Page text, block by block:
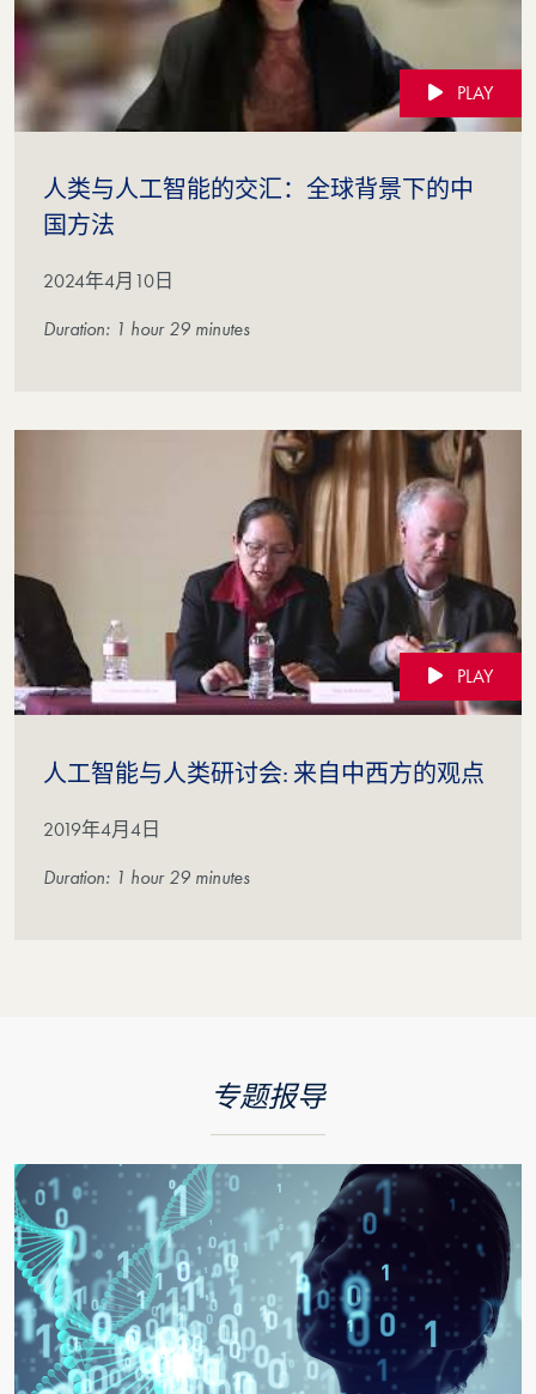
PLAY
人类与人工智能的交汇：全球背景下的中
国方法
2024年4月10日
Duration: 1 hour 29 minutes
PLAY
人工智能与人类研讨会: 来自中西方的观点
2019年4月4日
Duration: 1 hour 29 minutes
专题报导